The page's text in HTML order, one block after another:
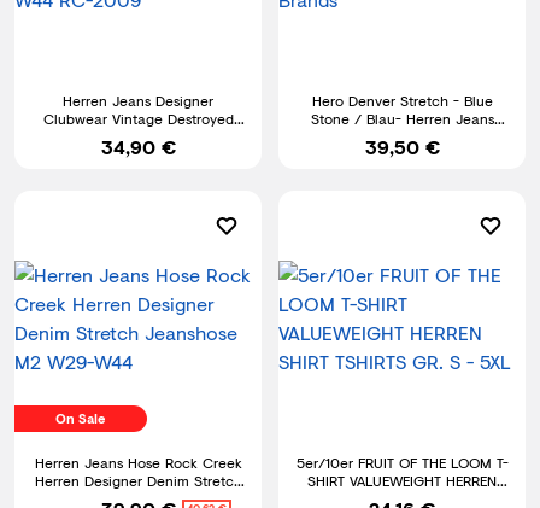
Herren Jeans Designer
Clubwear Vintage Destroyed
Taschen W29-W44 RC-2009
34,90 €
Hero Denver Stretch - Blue
Stone / Blau- Herren Jeans
Hose von STOOKER Brands
39,50 €
On Sale
Herren Jeans Hose Rock Creek
Herren Designer Denim Stretch
Jeanshose M2 W29-W44
5er/10er FRUIT OF THE LOOM T-
SHIRT VALUEWEIGHT HERREN
SHIRT TSHIRTS GR. S - 5XL